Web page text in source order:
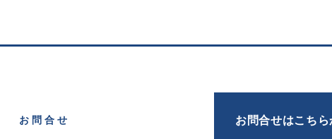
お問合せ お問合せはこちら